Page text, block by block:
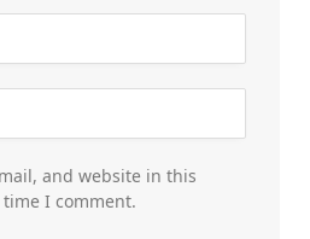
and website in this
I comment.